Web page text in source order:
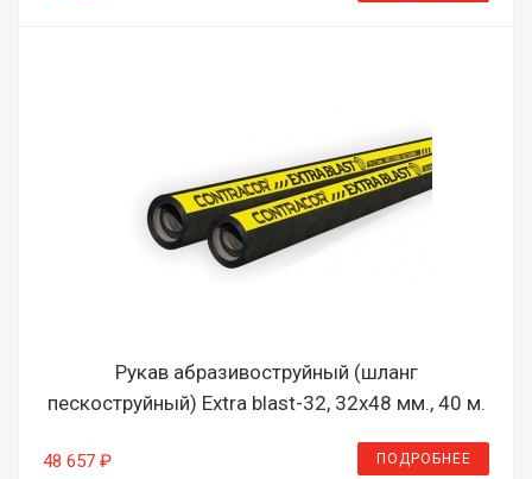
Рукав абразивоструйный (шланг
пескоструйный) Extra blast-32, 32х48 мм., 40 м.
48 657 ₽ ПОДРОБНЕЕ